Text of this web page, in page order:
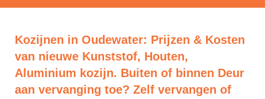
Kozijnen in Oudewater: Prijzen & Kosten
van nieuwe Kunststof, Houten,
Aluminium kozijn. Buiten of binnen Deur
aan vervanging toe? Zelf vervangen of